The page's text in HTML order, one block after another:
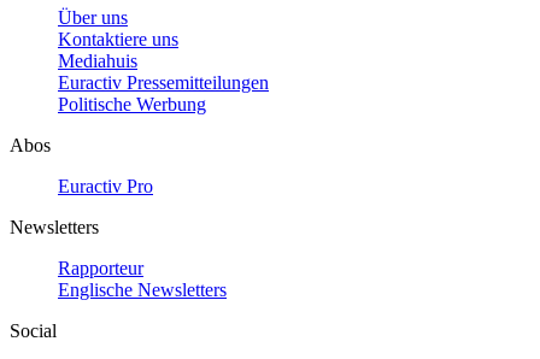
Über uns
Kontaktiere uns
Mediahuis
Euractiv Pressemitteilungen
Politische Werbung
Abos
Euractiv Pro
Newsletters
Rapporteur
Englische Newsletters
Social